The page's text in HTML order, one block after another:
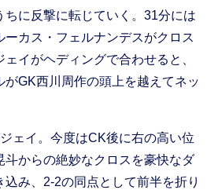
に反撃に転じていく。31分には
カス・フェルナンデスがクロス
イがヘディングで合わせると、
がGK西川周作の頭上を越えてネッ
ェイ。今度はCK後に右の高い位
斗からの絶妙なクロスを豪快なダ
み、2-2の同点として前半を折り